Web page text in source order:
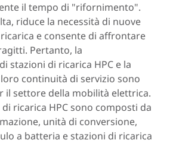
il tempo di "rifornimento".
riduce la necessità di nuove
e consente di affrontare
Pertanto, la
stazioni di ricarica HPC e la
continuità di servizio sono
il settore della mobilità elettrica.
ricarica HPC sono composti da
unità di conversione,
a batteria e stazioni di ricarica